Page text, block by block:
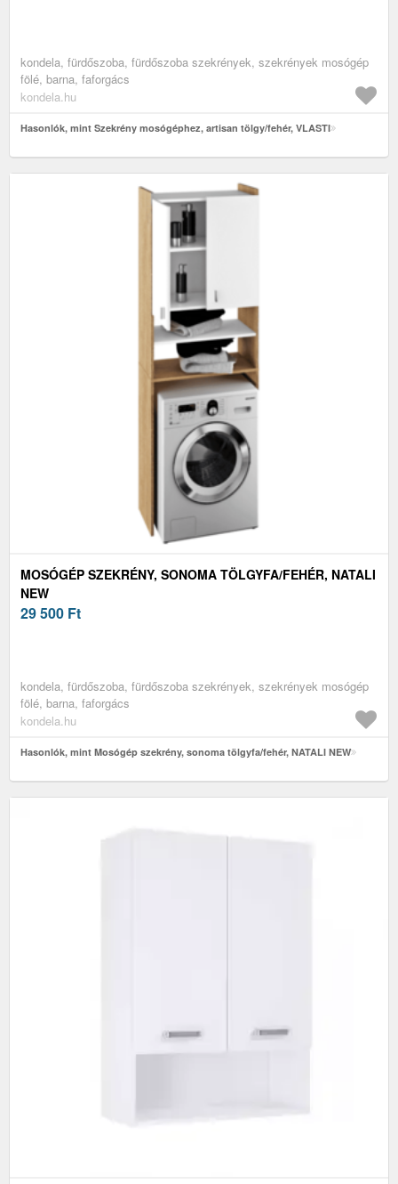
kondela, fürdőszoba, fürdőszoba szekrények, szekrények mosógép
fölé, barna, faforgács
kondela.hu
Hasonlók, mint Szekrény mosógéphez, artisan tölgy/fehér, VLASTI
MOSÓGÉP SZEKRÉNY, SONOMA TÖLGYFA/FEHÉR, NATALI
NEW
29 500 Ft
kondela, fürdőszoba, fürdőszoba szekrények, szekrények mosógép
fölé, barna, faforgács
kondela.hu
Hasonlók, mint Mosógép szekrény, sonoma tölgyfa/fehér, NATALI NEW